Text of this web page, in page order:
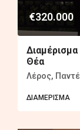
€320.000
Θέα
Λέρος,
ΔΙΑΜΈΡΙΣΜΑ